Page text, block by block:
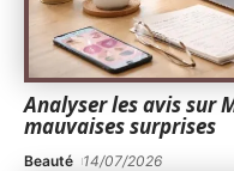
Analyser les avis sur
mauvaises surprises
Beauté 14/07/2026